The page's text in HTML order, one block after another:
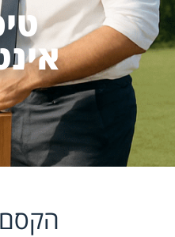
הקסם